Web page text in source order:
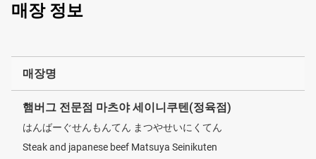
매장 정보
매장명
햄버그 전문점 마츠야 세이니쿠텐(정육점)
はんばーぐせんもんてん まつやせいにくてん
Steak and japanese beef Matsuya Seinikuten